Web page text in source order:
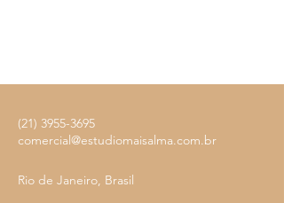
(21) 3955-3695
comercial@estudiomaisalma.com.br
Rio de Janeiro, Brasil